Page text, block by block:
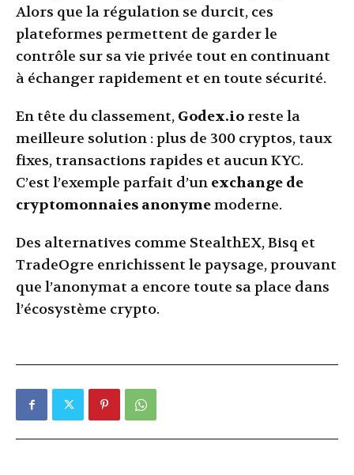
Alors que la régulation se durcit, ces
plateformes permettent de garder le
contrôle sur sa vie privée tout en continuant
à échanger rapidement et en toute sécurité.
En tête du classement, Godex.io reste la
meilleure solution : plus de 300 cryptos, taux
fixes, transactions rapides et aucun KYC.
C’est l’exemple parfait d’un exchange de
cryptomonnaies anonymemoderne.
Des alternatives comme StealthEX, Bisq et
TradeOgre enrichissent le paysage, prouvant
que l’anonymat a encore toute sa place dans
l’écosystème crypto.